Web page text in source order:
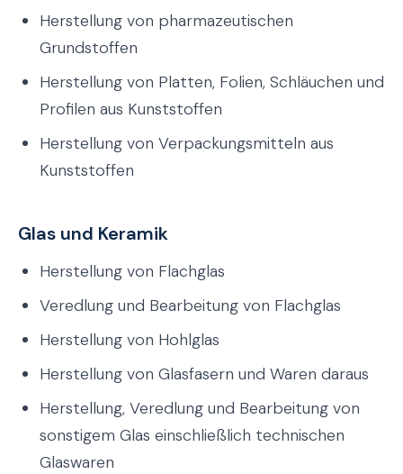
Herstellung von pharmazeutischen
Grundstoffen
Herstellung von Platten, Folien, Schläuchen und
Profilen aus Kunststoffen
Herstellung von Verpackungsmitteln aus
Kunststoffen
Glas und Keramik
Herstellung von Flachglas
Veredlung und Bearbeitung von Flachglas
Herstellung von Hohlglas
Herstellung von Glasfasern und Waren daraus
Herstellung, Veredlung und Bearbeitung von
sonstigem Glas einschließlich technischen
Glaswaren